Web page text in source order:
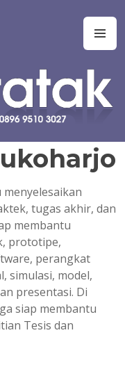
Sistem Informasi,
Ilmu Komputer,
kursus, les privat
Jasa koding program
skripsi, tesis, dan
software, perangkat
model, laporan, jurnal,
tugas akhir, dan
membantu
prototipe,
perangkat
simulasi, model,
presentasi. Di
siap membantu
Tesis dan